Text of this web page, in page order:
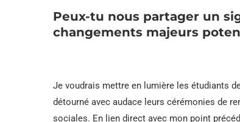
Peux-tu nous partager un
changements majeurs
Je voudrais mettre en lumière les étudiants
détourné avec audace leurs cérémonies de
sociales. En lien direct avec mon point